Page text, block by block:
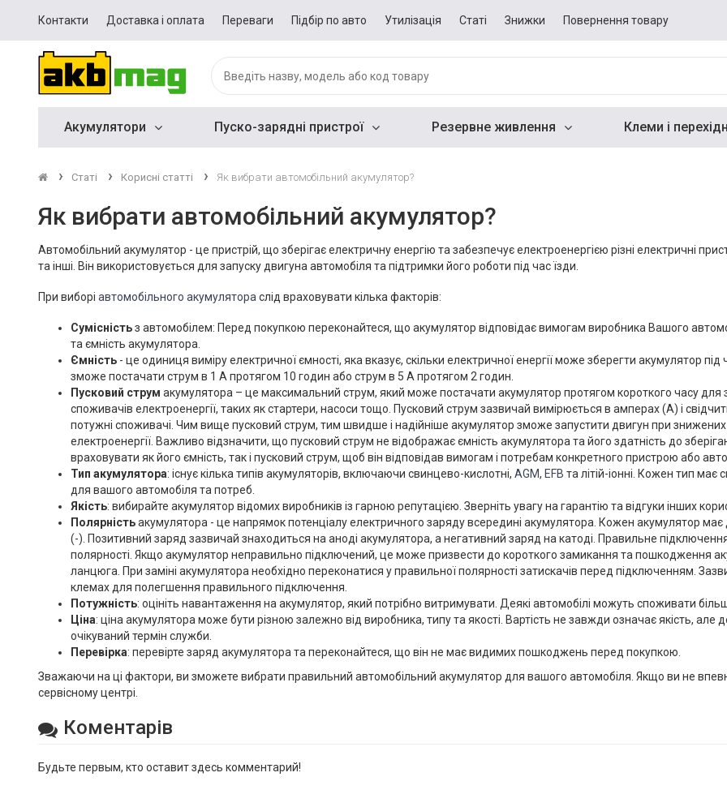
Контакти Доставка і оплата Переваги Підбір по авто Утилізація Статі Знижки Повернення товару
Акумулятори Пуско-зарядні пристрої Резервне живлення Клеми і
Статі Корисні статті Як вибрати автомобільний акумулятор?
Як вибрати автомобільний акумулятор?
Автомобільний акумулятор - це пристрій, що зберігає електричну енергію та забезпечує електроенергією різні електричні
та інші. Він використовується для запуску двигуна автомобіля та підтримки його роботи під час їзди.
При виборі автомобільного акумулятораслід враховувати кілька факторів:
Сумісністьз автомобілем: Перед покупкою переконайтеся, що акумулятор відповідає вимогам виробника Вашого
та ємність акумулятора.
Ємність - це одиниця виміру електричної ємності, яка вказує, скільки електричної енергії може зберегти акумулятор
зможе постачати струм в 1 А протягом 10 годин або струм в 5 А протягом 2 годин.
Пусковий струм акумулятора – це максимальний струм, який може постачати акумулятор протягом короткого часу для
споживачів електроенергії, таких як стартери, насоси тощо. Пусковий струм зазвичай вимірюється в амперах (А) і
потужні споживачі. Чим вище пусковий струм, тим швидше і надійніше акумулятор зможе запустити двигун при
електроенергії. Важливо відзначити, що пусковий струм не відображає ємність акумулятора та його здатність до
враховувати як його ємність, так і пусковий струм, щоб він відповідав вимогам і потребам конкретного пристрою або
Тип акумулятора: існує кілька типів акумуляторів, включаючи свинцево-кислотні, AGM, EFB та літій-іонні. Кожен тип має
для вашого автомобіля та потреб.
Якість: вибирайте акумулятор відомих виробників із гарною репутацією. Зверніть увагу на гарантію та відгуки інших
Полярністьакумулятора - це напрямок потенціалу електричного заряду всередині акумулятора. Кожен акумулятор
(-). Позитивний заряд зазвичай знаходиться на аноді акумулятора, а негативний заряд на катоді. Правильне
полярності. Якщо акумулятор неправильно підключений, це може призвести до короткого замикання та пошкодження
ланцюга. При заміні акумулятора необхідно переконатися у правильної полярності затискачів перед підключенням.
клемах для полегшення правильного підключення.
Потужність: оцініть навантаження на акумулятор, який потрібно витримувати. Деякі автомобілі можуть споживати
Ціна: ціна акумулятора може бути різною залежно від виробника, типу та якості. Вартість не завжди означає якість,
очікуваний термін служби.
Перевірка: перевірте заряд акумулятора та переконайтеся, що він не має видимих пошкоджень перед покупкою.
Зважаючи на ці фактори, ви зможете вибрати правильний автомобільний акумулятор для вашого автомобіля. Якщо ви не
сервісному центрі.
Коментарів
Будьте первым, кто оставит здесь комментарий!